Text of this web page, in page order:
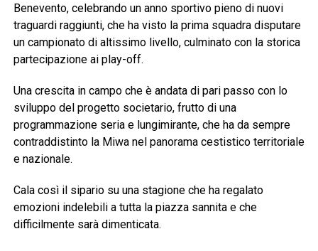
Benevento, celebrando un anno sportivo pieno di nuovi
traguardi raggiunti, che ha visto la prima squadra disputare
un campionato di altissimo livello, culminato con la storica
partecipazione ai play-off.
Una crescita in campo che è andata di pari passo con lo
sviluppo del progetto societario, frutto di una
programmazione seria e lungimirante, che ha da sempre
contraddistinto la Miwa nel panorama cestistico territoriale
e nazionale.
Cala così il sipario su una stagione che ha regalato
emozioni indelebili a tutta la piazza sannita e che
difficilmente sarà dimenticata.